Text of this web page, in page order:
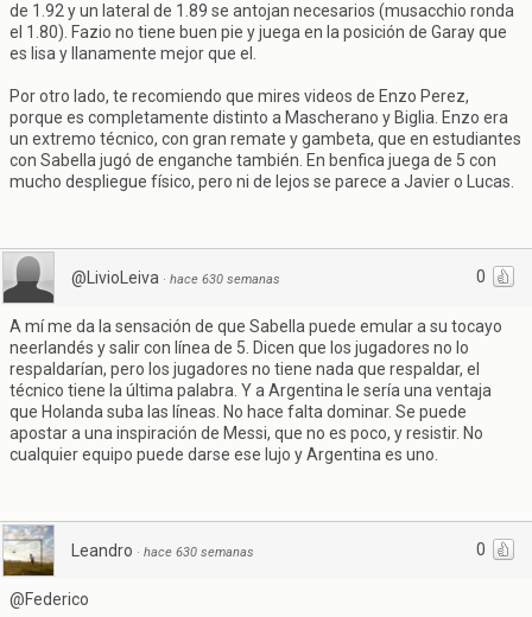
de 1.92 y un lateral de 1.89 se antojan necesarios (musacchio ronda
el 1.80). Fazio no tiene buen pie y juega en la posición de Garay que
es lisa y llanamente mejor que el.
Por otro lado, te recomiendo que mires videos de Enzo Perez,
porque es completamente distinto a Mascherano y Biglia. Enzo era
un extremo técnico, con gran remate y gambeta, que en estudiantes
con Sabella jugó de enganche también. En benfica juega de 5 con
mucho despliegue físico, pero ni de lejos se parece a Javier o Lucas.
0
@LivioLeiva · hace 630 semanas
A mí me da la sensación de que Sabella puede emular a su tocayo
neerlandés y salir con línea de 5. Dicen que los jugadores no lo
respaldarían, pero los jugadores no tiene nada que respaldar, el
técnico tiene la última palabra. Y a Argentina le sería una ventaja
que Holanda suba las líneas. No hace falta dominar. Se puede
apostar a una inspiración de Messi, que no es poco, y resistir. No
cualquier equipo puede darse ese lujo y Argentina es uno.
0
Leandro · hace 630 semanas
@Federico